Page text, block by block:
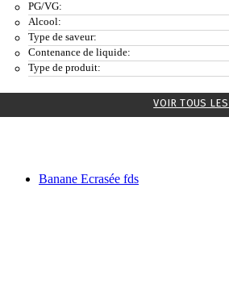
PG/VG:
Alcool:
Type de saveur:
Contenance de liquide:
Type de produit:
VOIR TOUS
Banane Ecrasée fds